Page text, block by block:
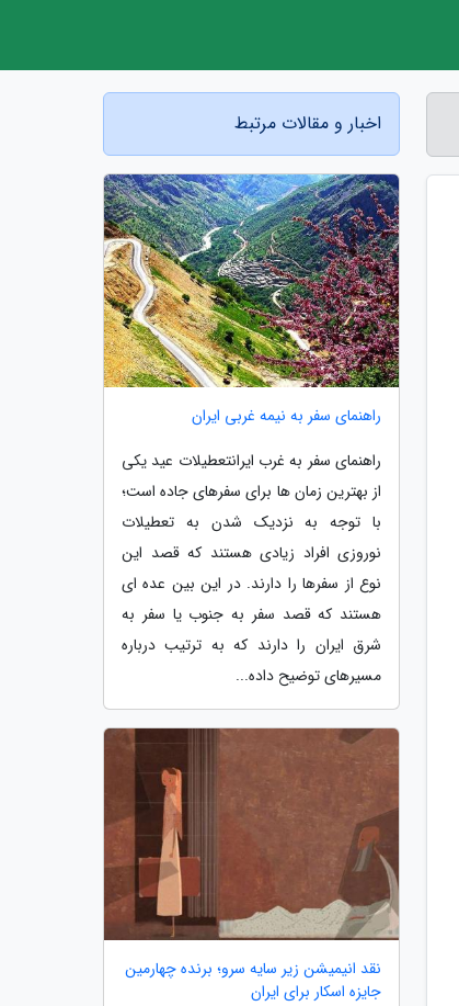
اخبار و مقالات مرتبط
راهنمای سفر به نیمه غربی ایران
راهنمای سفر به غرب ایرانتعطیلات عید یکی
از بهترین زمان ها برای سفرهای جاده است؛
با توجه به نزدیک شدن به تعطیلات
نوروزی افراد زیادی هستند که قصد این
نوع از سفرها را دارند. در این بین عده ای
هستند که قصد سفر به جنوب یا سفر به
شرق ایران را دارند که به ترتیب درباره
مسیرهای توضیح داده...
نقد انیمیشن زیر سایه سرو؛ برنده چهارمین
جایزه اسکار برای ایران